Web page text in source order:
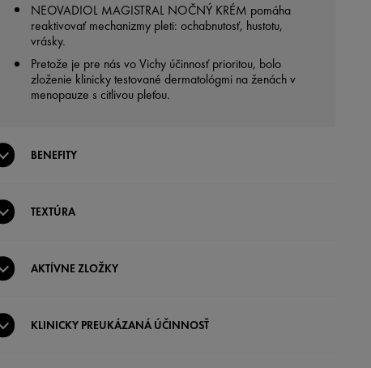
NEOVADIOL MAGISTRAL NOČNÝ KRÉM pomáha
reaktivovať mechanizmy pleti: ochabnutosť, hustotu,
vrásky.
Pretože je pre nás vo Vichy účinnosť prioritou, bolo
zloženie klinicky testované dermatológmi na ženách v
menopauze s citlivou pleťou.
BENEFITY
TEXTÚRA
AKTÍVNE ZLOŽKY
KLINICKY PREUKÁZANÁ ÚČINNOSŤ